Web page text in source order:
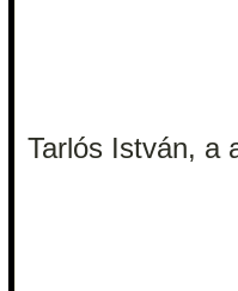
Tarlós István, a